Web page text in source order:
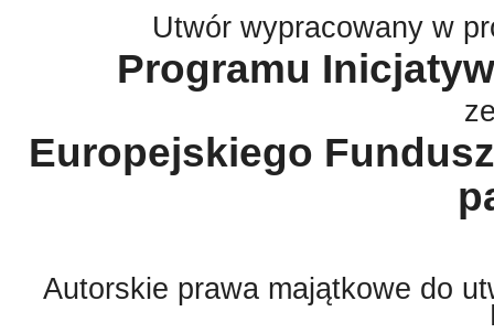
Utwór wypracowany w
Programu
Europejskiego
Autorskie prawa majątkowe do